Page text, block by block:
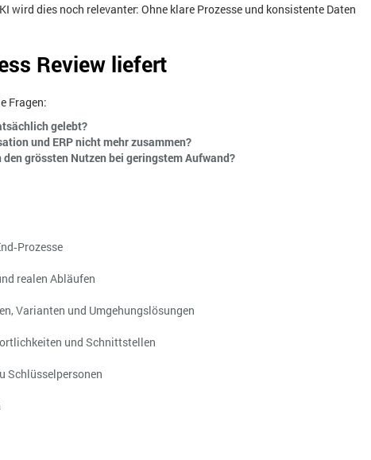
wird dies noch relevanter: Ohne klare Prozesse und konsistente Daten
Review liefert
Fragen:
gelebt?
und ERP nicht mehr zusammen?
grössten Nutzen bei geringstem Aufwand?
realen Abläufen
Varianten und Umgehungslösungen
und Schnittstellen
Schlüsselpersonen